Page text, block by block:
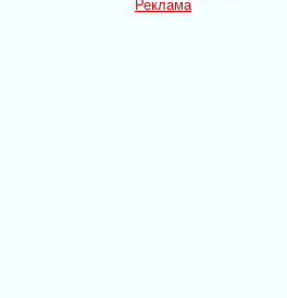
Реклама